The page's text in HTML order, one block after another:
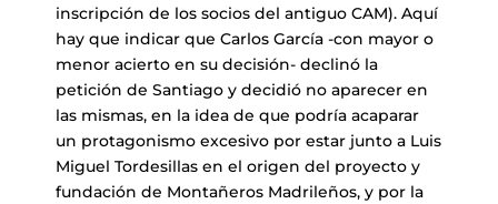
inscripción de los socios del antiguo CAM). Aquí
hay que indicar que Carlos García -con mayor o
menor acierto en su decisión- declinó la
petición de Santiago y decidió no aparecer en
las mismas, en la idea de que podría acaparar
un protagonismo excesivo por estar junto a Luis
Miguel Tordesillas en el origen del proyecto y
fundación de Montañeros Madrileños, y por la